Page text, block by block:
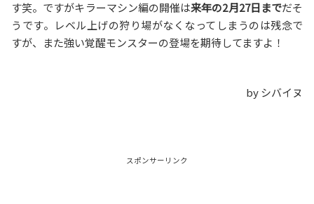
す笑。ですがキラーマシン編の開催は来年の2月27日までだそ
うです。レベル上げの狩り場がなくなってしまうのは残念で
すが、また強い覚醒モンスターの登場を期待してますよ！
by シバイヌ
スポンサーリンク